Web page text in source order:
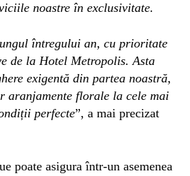
noastre în exclusivitate.
întregului an, cu prioritate
de la Hotel Metropolis.Asta
exigentă din partea noastră,
aranjamente florale la cele mai
perfecte”, a mai precizat
poate asigura într-un asemenea